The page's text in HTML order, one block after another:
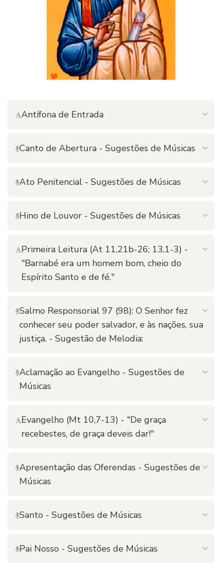
Antífona de Entrada
Canto de Abertura - Sugestões de Músicas
Ato Penitencial - Sugestões de Músicas
Hino de Louvor - Sugestões de Músicas
Primeira Leitura (At 11,21b-26; 13,1-3) -
"Barnabé era um homem bom, cheio do
Espírito Santo e de fé."
Salmo Responsorial 97 (98): O Senhor fez
conhecer seu poder salvador, e às nações, sua
justiça. - Sugestão de Melodia:
Aclamação ao Evangelho - Sugestões de
Músicas
Evangelho (Mt 10,7-13) - "De graça
recebestes, de graça deveis dar!"
Apresentação das Oferendas - Sugestões de
Músicas
Santo - Sugestões de Músicas
Pai Nosso - Sugestões de Músicas